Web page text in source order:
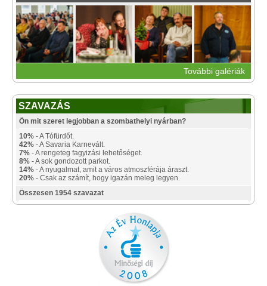
További galériák
SZAVAZÁS
Ön mit szeret legjobban a szombathelyi nyárban?
10% - A Tófürdőt.
42% - A Savaria Karnevált.
7% - A rengeteg fagyizási lehetőséget.
8% - A sok gondozott parkot.
14% - A nyugalmat, amit a város atmoszférája áraszt.
20% - Csak az számít, hogy igazán meleg legyen.
Összesen 1954 szavazat